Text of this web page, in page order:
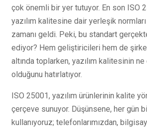
çok önemli bir yer tutuyor. En son ISO
yazılım kalitesine dair yerleşik
zamanı geldi. Peki, bu standart
ediyor? Hem geliştiricileri hem de
altında toplarken, yazılım kalitesinin
olduğunu hatırlatıyor.
ISO 25001, yazılım ürünlerinin kalite
çerçeve sunuyor. Düşünsene, her gün
kullanıyoruz; telefonlarımızdan,